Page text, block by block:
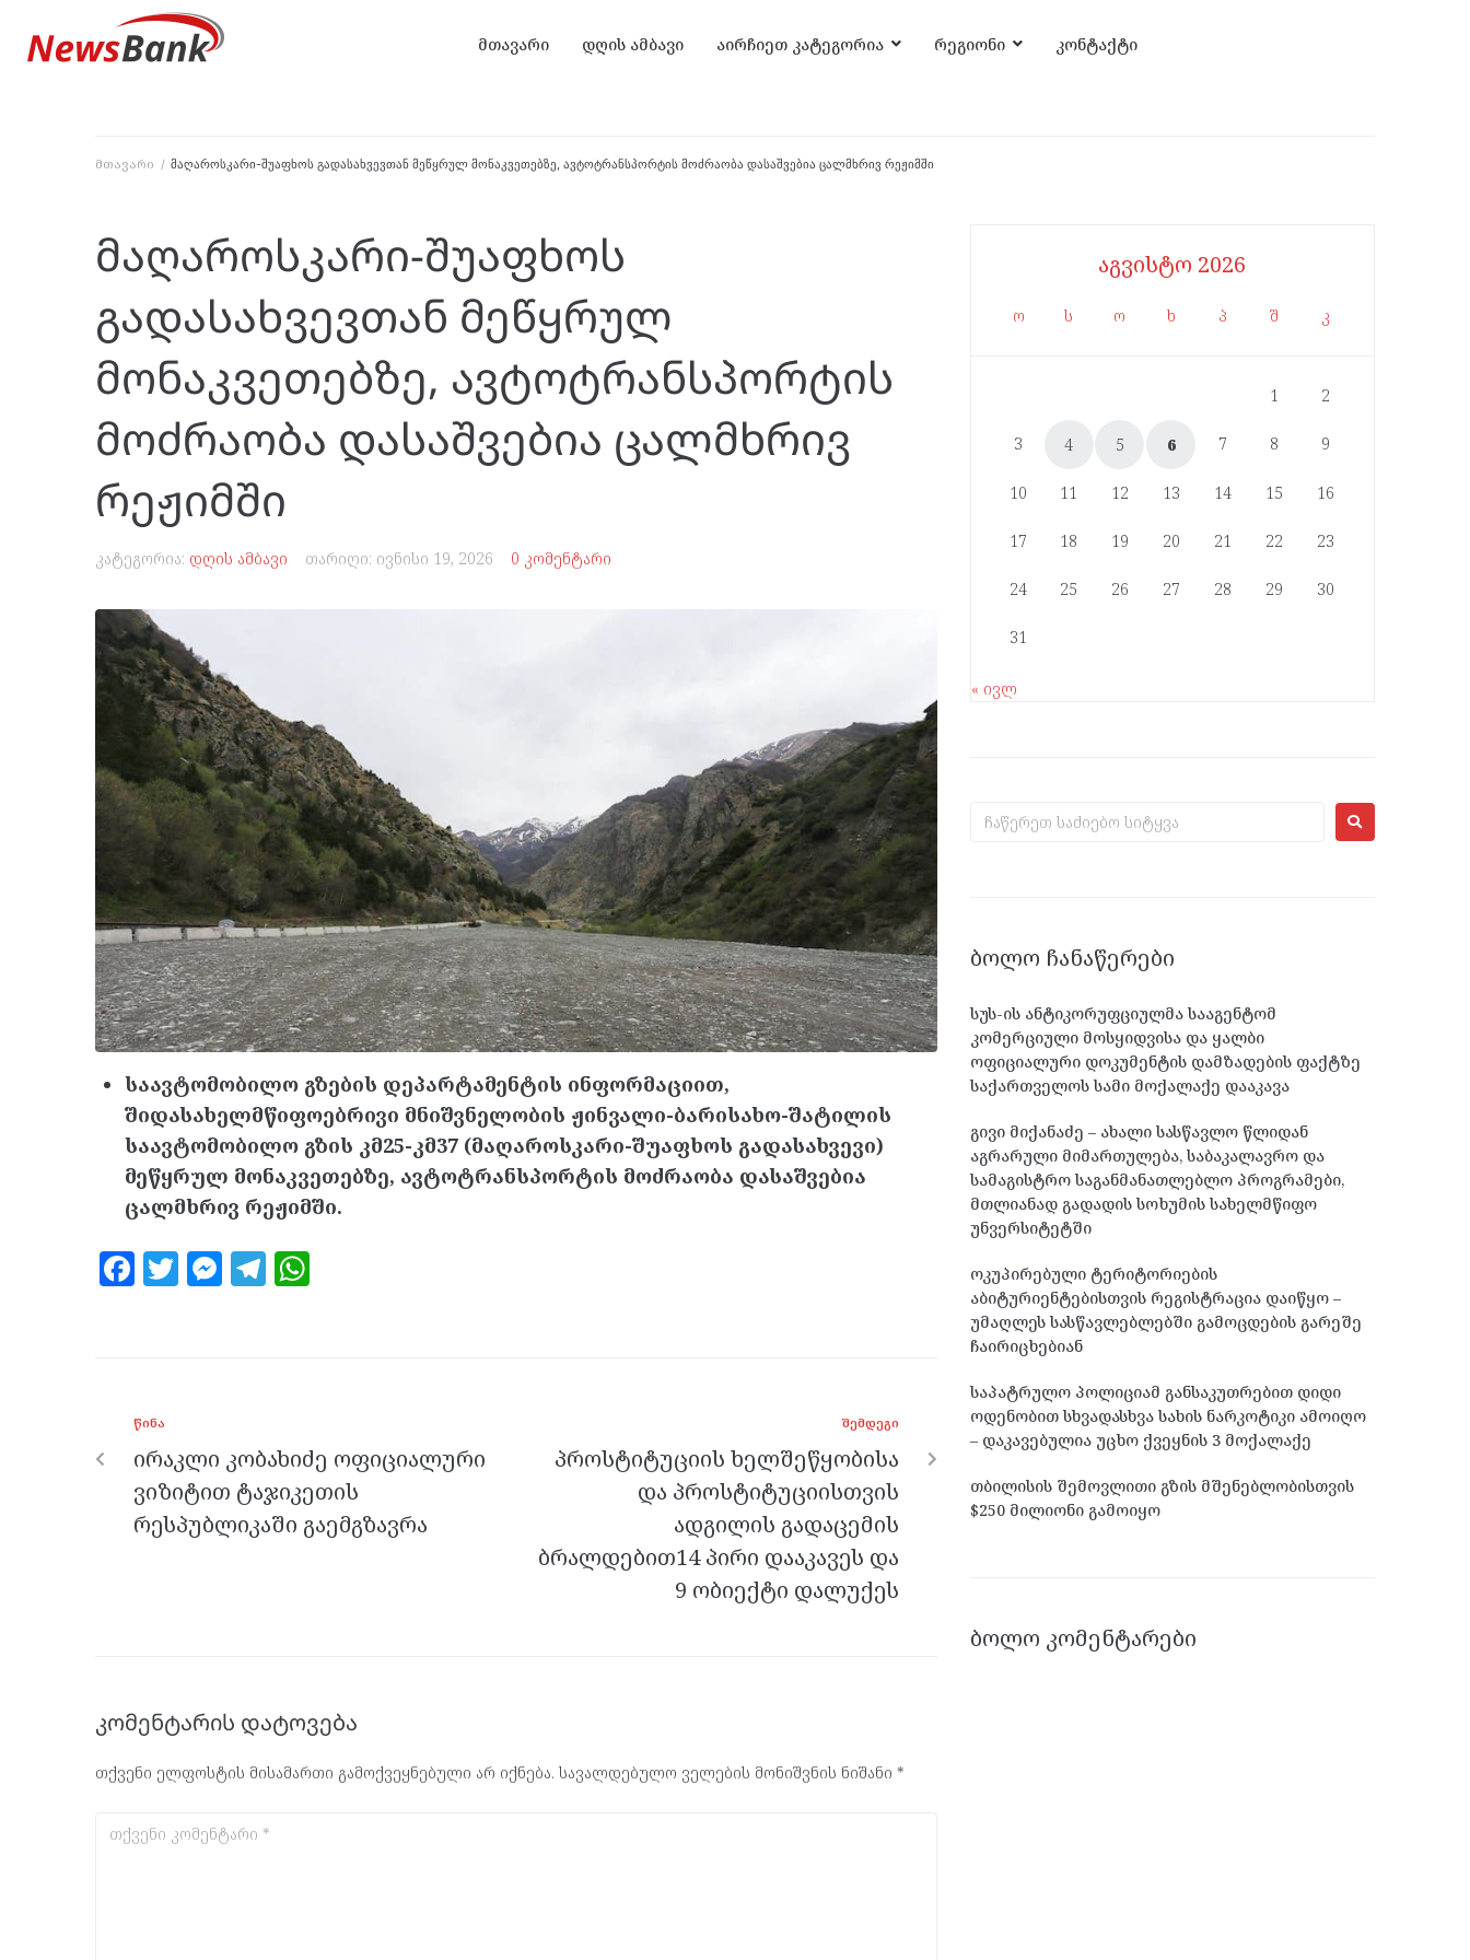
მთავარი დღის ამბავი აირჩიეთ კატეგორია რეგიონი კონტაქტი
მთავარი / მაღაროსკარი-შუაფხოს გადასახვევთან მეწყრულ მონაკვეთებზე, ავტოტრანსპორტის მოძრაობა დასაშვებია ცალმხრივ რეჟიმში
მაღაროსკარი-შუაფხოს
გადასახვევთან მეწყრულ
მონაკვეთებზე, ავტოტრანსპორტის
მოძრაობა დასაშვებია ცალმხრივ
რეჟიმში
კატეგორია: დღის ამბავი თარიღი: ივნისი 19, 2026 0 კომენტარი
საავტომობილო გზების დეპარტამენტის ინფორმაციით,
შიდასახელმწიფოებრივი მნიშვნელობის ჟინვალი-ბარისახო-შატილის
საავტომობილო გზის კმ25-კმ37 (მაღაროსკარი-შუაფხოს გადასახვევი)
მეწყრულ მონაკვეთებზე, ავტოტრანსპორტის მოძრაობა დასაშვებია
ცალმხრივ რეჟიმში.
F
o
o
k
T M
er
T
m p
p
ᲬᲘᲜᲐ
ირაკლი კობახიძე ოფიციალური
ვიზიტით ტაჯიკეთის
რესპუბლიკაში გაემგზავრა
ᲨᲔᲛᲓᲔᲒᲘ
პროსტიტუციის ხელშეწყობისა
და პროსტიტუციისთვის
ადგილის გადაცემის
ბრალდებით14 პირი დააკავეს და
9 ობიექტი დალუქეს
კომენტარის დატოვება
თქვენი ელფოსტის მისამართი გამოქვეყნებული არ იქნება. სავალდებულო ველების მონიშვნის ნიშანი *
აგვისტო 2026
ო ს ო ხ პ შ კ
1 2
3 4 5 6 7 8 9
10 11 12 13 14 15 16
17 18 19 20 21 22 23
24 25 26 27 28 29 30
31
« ივლ
ᲑᲝᲚᲝ ᲩᲐᲜᲐᲬᲔᲠᲔᲑᲘ
სუს-ის ანტიკორუფციულმა სააგენტომ
კომერციული მოსყიდვისა და ყალბი
ოფიციალური დოკუმენტის დამზადების ფაქტზე
საქართველოს სამი მოქალაქე დააკავა
გივი მიქანაძე – ახალი სასწავლო წლიდან
აგრარული მიმართულება, საბაკალავრო და
სამაგისტრო საგანმანათლებლო პროგრამები,
მთლიანად გადადის სოხუმის სახელმწიფო
უნვერსიტეტში
ოკუპირებული ტერიტორიების
აბიტურიენტებისთვის რეგისტრაცია დაიწყო –
უმაღლეს სასწავლებლებში გამოცდების გარეშე
ჩაირიცხებიან
საპატრულო პოლიციამ განსაკუთრებით დიდი
ოდენობით სხვადასხვა სახის ნარკოტიკი ამოიღო
– დაკავებულია უცხო ქვეყნის 3 მოქალაქე
თბილისის შემოვლითი გზის მშენებლობისთვის
$250 მილიონი გამოიყო
ᲑᲝᲚᲝ ᲙᲝᲛᲔᲜᲢᲐᲠᲔᲑᲘ